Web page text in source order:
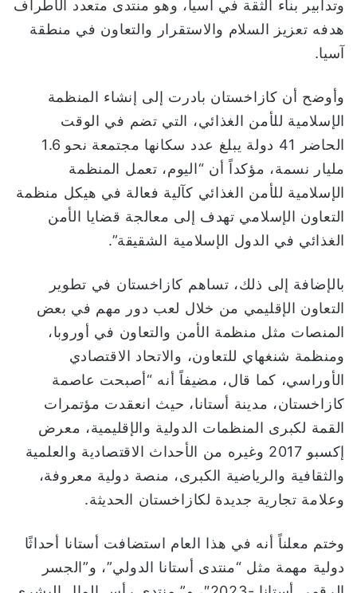
وتدابير بناء الثقة في آسيا، وهو منتدى متعدد الأطراف
هدفه تعزيز السلام والاستقرار والتعاون في منطقة
آسيا.
وأوضح أن كازاخستان بادرت إلى إنشاء المنظمة
الإسلامية للأمن الغذائي، التي تضم في الوقت
الحاضر 41 دولة يبلغ عدد سكانها مجتمعة نحو 1.6
مليار نسمة، مؤكداً أن “اليوم، تعمل المنظمة
الإسلامية للأمن الغذائي كآلية فعالة في هيكل منظمة
التعاون الإسلامي تهدف إلى معالجة قضايا الأمن
الغذائي في الدول الإسلامية الشقيقة”.
بالإضافة إلى ذلك، تساهم كازاخستان في تطوير
التعاون الإقليمي من خلال لعب دور مهم في بعض
المنصات مثل منظمة الأمن والتعاون في أوروبا،
ومنظمة شنغهاي للتعاون، والاتحاد الاقتصادي
الأوراسي، كما قال، مضيفاً أنه “أصبحت عاصمة
كازاخستان، مدينة أستانا، حيث انعقدت مؤتمرات
القمة لكبرى المنظمات الدولية والإقليمية، معرض
إكسبو 2017 وغيره من الأحداث الاقتصادية والعلمية
والثقافية والرياضية الكبرى، منصة دولية معروفة،
وعلامة تجارية جديدة لكازاخستان الحديثة.
وختم معلناً أنه في هذا العام استضافت أستانا أحداثًا
دولية مهمة مثل “منتدى أستانا الدولي”، و”الجسر